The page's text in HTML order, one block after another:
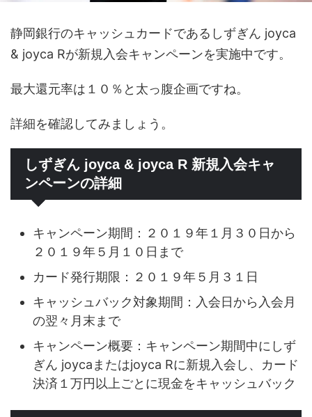
静岡銀行のキャッシュカードであるしずぎん joyca
& joyca Rが新規入会キャンペーンを実施中です。
最大還元率は１０％と太っ腹企画ですね。
詳細を確認してみましょう。
しずぎん joyca & joyca R 新規入会キャ
ンペーンの詳細
キャンペーン期間：２０１９年１月３０日から
２０１９年５月１０日まで
カード発行期限：２０１９年５月３１日
キャッシュバック対象期間：入会日から入会月
の翌々月末まで
キャンペーン概要：キャンペーン期間中にしず
ぎん joycaまたはjoyca Rに新規入会し、カード
決済１万円以上ごとに現金をキャッシュバック